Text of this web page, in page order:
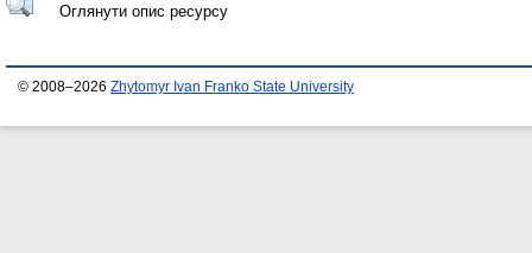
Оглянути опис ресурсу
© 2008–2026 Zhytomyr Ivan Franko State University